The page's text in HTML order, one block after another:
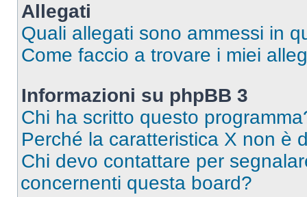
Allegati
Quali allegati sono ammessi in
Come faccio a trovare i miei
Informazioni su phpBB 3
Chi ha scritto questo
Perché la caratteristica X non è
Chi devo contattare per
concernenti questa board?